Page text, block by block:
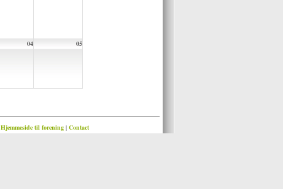
04 05
Hjemmeside til forening| Contact